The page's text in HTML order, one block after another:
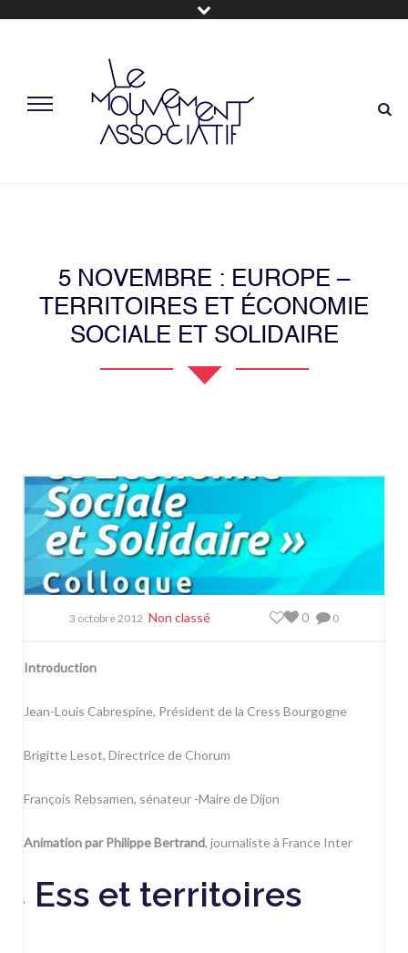
5 NOVEMBRE : EUROPE –
TERRITOIRES ET ÉCONOMIE
SOCIALE ET SOLIDAIRE
3 octobre 2012 Non classé 0
0
Introduction
Jean-Louis Cabrespine, Président de la Cress Bourgogne
Brigitte Lesot, Directrice de Chorum
François Rebsamen, sénateur -Maire de Dijon
Animation par Philippe Bertrand, journaliste à France Inter
Ess et territoires